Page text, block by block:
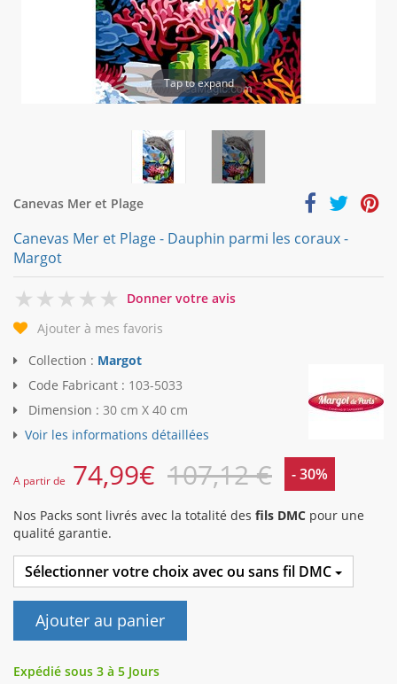
Tap to expand
Canevas Mer et Plage
Canevas Mer et Plage - Dauphin parmi les coraux -
Margot
0
Donner votre avis
Ajouter à mes favoris
Collection : Margot
Code Fabricant : 103-5033
Dimension : 30 cm X 40 cm
Voir les informations détaillées
A partir de 74,99€ 107,12 € - 30%
Nos Packs sont livrés avec la totalité des fils DMC pour une
qualité garantie.
Sélectionner votre choix avec ou sans fil DMC
Ajouter au panier
Expédié sous 3 à 5 Jours